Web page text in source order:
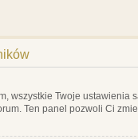
wszystkie Twoje
Ten panel pozwoli Ci